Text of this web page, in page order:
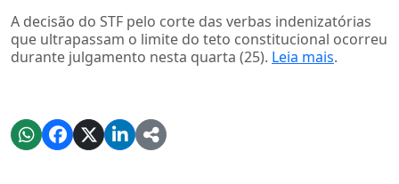
A decisão do STF pelo corte das verbas indenizatórias
que ultrapassam o limite do teto constitucional ocorreu
durante julgamento nesta quarta (25). Leia mais.